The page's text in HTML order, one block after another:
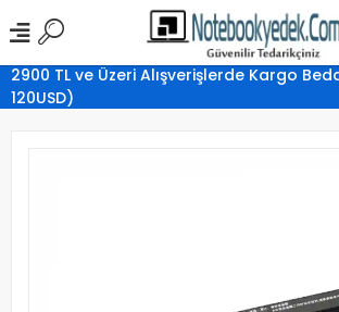
2900 TL ve Üzeri Alışverişlerde Kargo
120USD)